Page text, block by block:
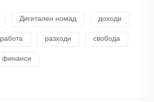
Дигитален номад доходи
работа разходи свобода
финанси